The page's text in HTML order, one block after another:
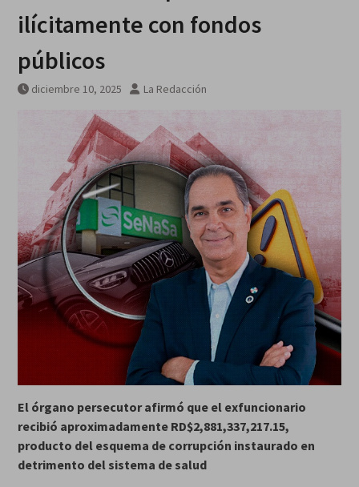
ilícitamente con fondos
públicos
diciembre 10, 2025 La Redacción
El órgano persecutor afirmó que el exfuncionario
recibió aproximadamente RD$2,881,337,217.15,
producto del esquema de corrupción instaurado en
detrimento del sistema de salud